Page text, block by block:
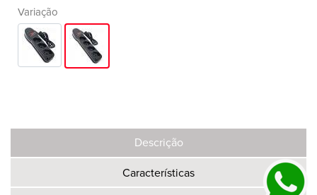
Variação
Descrição
Características